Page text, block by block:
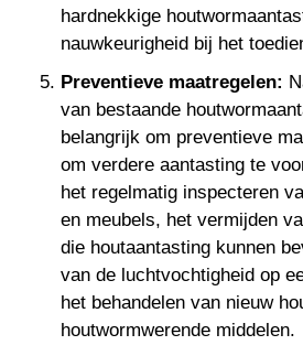
hardnekkige
nauwkeurigheid bij het
Preventieve maatregelen:
van bestaande
belangrijk om preventieve
om verdere aantasting te
het regelmatig inspecteren
en meubels, het vermijden
die houtaantasting kunnen
van de luchtvochtigheid op
het behandelen van nieuw
houtwormwerende middelen.